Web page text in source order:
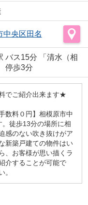
中央区田名
バス15分 「清水（相
停歩3分
でご紹介出来ます★
数料０円】相模原市中
徒歩13分の場所に相
感のない吹き抜けがア
新築戸建ての物件はい
、お客様が思い描くラ
介することが可能で
。